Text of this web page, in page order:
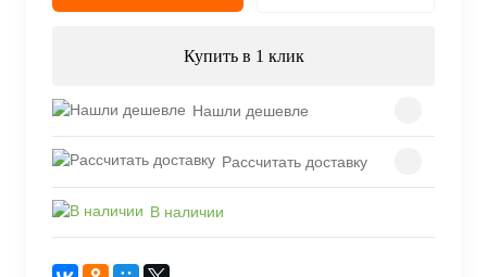
Купить в 1 клик
Нашли дешевле
Рассчитать доставку
В наличии